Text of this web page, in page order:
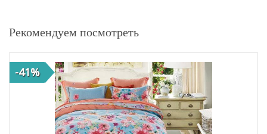
Рекомендуем посмотреть
-41%